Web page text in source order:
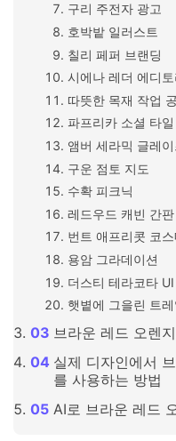
구리 주전자 광고
호박밭 일러스트
칠리 페퍼 브랜딩
시에나 레더 에디토
따뜻한 목재 작업
파프리카 소셜 타일
앰버 세라믹 글레이
구운 점토 지도
수확 피크닉
레드우드 캐빈 간판
번트 애프리콧 코스
용암 그라데이션
더스티 테라코타 UI
햇볕에 그을린 트
브라운 레드 오렌
실제 디자인에서
를 사용하는 방법
AI로 브라운 레드